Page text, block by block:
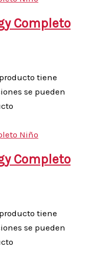
Completo
tiene
se pueden
Completo
tiene
se pueden